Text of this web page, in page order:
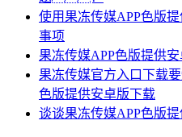
使用果冻传媒APP色版
事项
果冻传媒APP色版提供
果冻传媒官方入口下载
色版提供安卓版下载
谈谈果冻传媒APP色版